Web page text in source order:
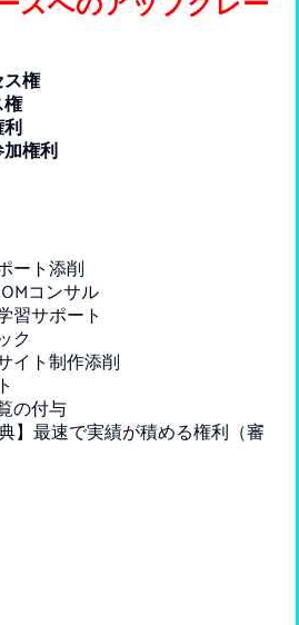
権
権利
ート添削
コンサル
習サポート
ク
イト制作添削
の付与
】最速で実績が積める権利（審